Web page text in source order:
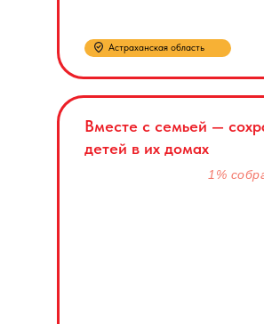
Вместе с семьей —
детей в их домах
Астраханская область
1%